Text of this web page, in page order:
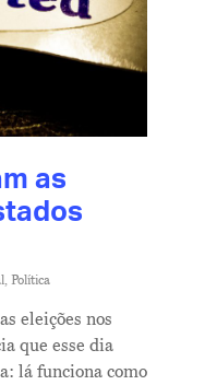
as
, Política
eleições nos
que esse dia
lá funciona como